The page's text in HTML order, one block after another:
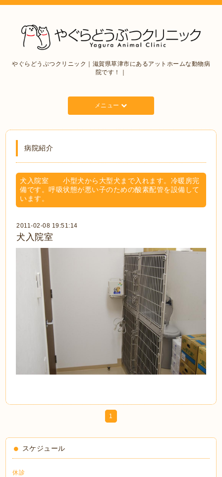
やぐらどうぶつクリニック｜滋賀県草津市にあるアットホームな動物病
院です！｜
メニュー
病院紹介
犬入院室 小型犬から大型犬まで入れます。冷暖房完
備です。呼吸状態が悪い子のための酸素配管を設備して
います。
2011-02-08 19:51:14
犬入院室
1
スケジュール
休診